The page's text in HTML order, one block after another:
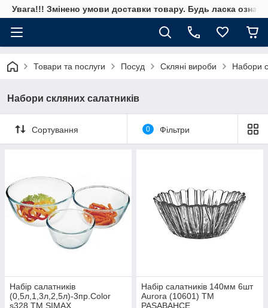
Увага!!! Змінено умови доставки товару. Будь ласка
Товари та послуги Посуд Скляні вироби Набори
Набори скляних салатників
Сортування 0 Фільтри
Набір салатників
(0,5л,1,3л,2,5л)-3пр.Color
s328 ТМ SIMAX
Набір салатників 140мм 6шт
Aurora (10601) ТМ
PASABAHCE